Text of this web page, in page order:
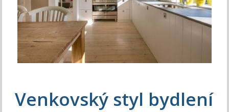
Venkovský styl bydlení